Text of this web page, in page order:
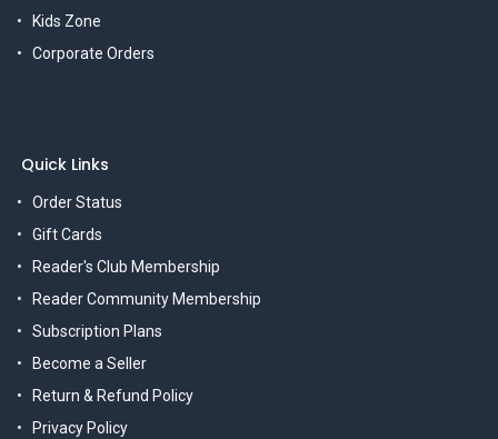
Kids Zone
Corporate Orders
Quick Links
Order Status
Gift Cards
Reader's Club Membership
Reader Community Membership
Subscription Plans
Become a Seller
Return & Refund Policy
Privacy Policy